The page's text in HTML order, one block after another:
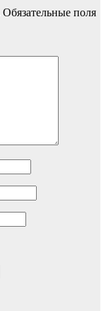
Обязательные поля